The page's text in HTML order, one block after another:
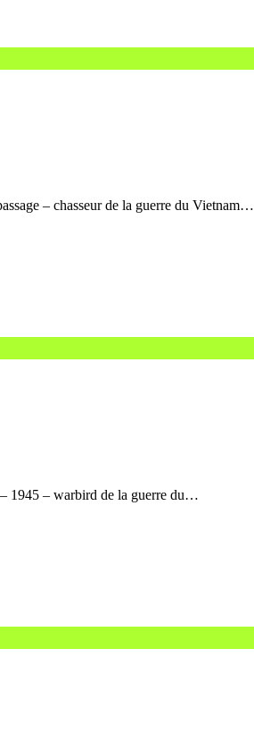
– chasseur de la guerre du Vietnam…
1945 – warbird de la guerre du…